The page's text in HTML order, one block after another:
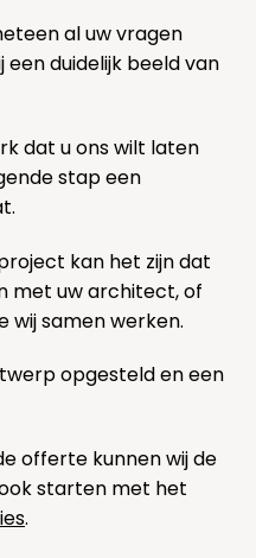
al uw vragen
duidelijk beeld van
dat u ons wilt laten
stap een
kan het zijn dat
met uw architect, of
samen werken.
opgesteld en een
offerte kunnen wij de
starten met het
.